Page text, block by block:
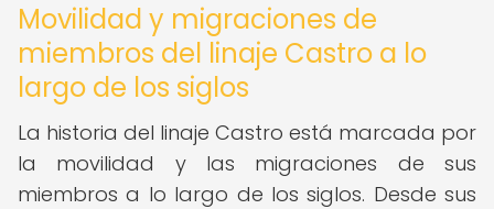
Movilidad y migraciones de
miembros del linaje Castro a lo
largo de los siglos
La historia del linaje Castro está marcada por
la movilidad y las migraciones de sus
miembros a lo largo de los siglos. Desde sus